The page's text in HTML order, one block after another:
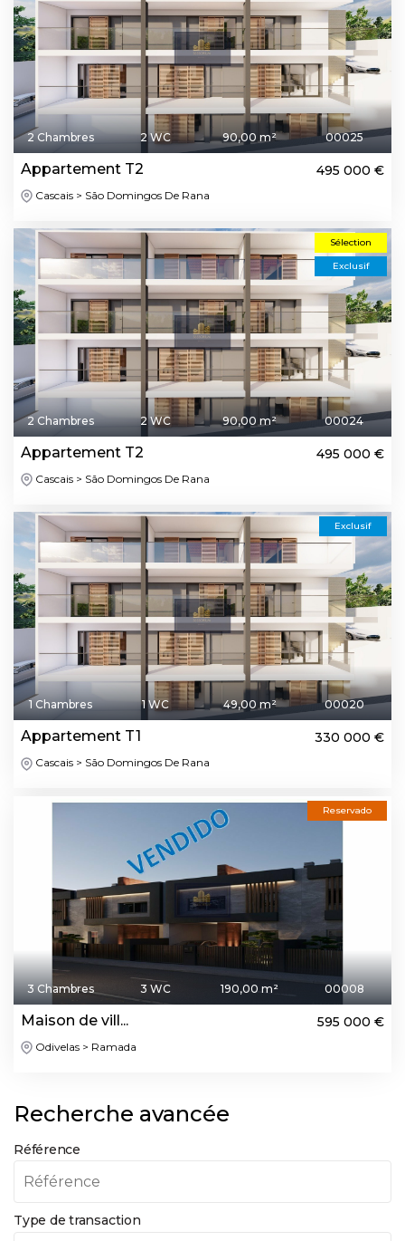
2 Chambres 2 WC 90,00 m² 00025
Appartement T2 495 000 €
Cascais > São Domingos De Rana
Sélection
Exclusif
2 Chambres 2 WC 90,00 m² 00024
Appartement T2 495 000 €
Cascais > São Domingos De Rana
Exclusif
1 Chambres 1 WC 49,00 m² 00020
Appartement T1 330 000 €
Cascais > São Domingos De Rana
Reservado
3 Chambres 3 WC 190,00 m² 00008
Maison de vill... 595 000 €
Odivelas > Ramada
Recherche avancée
Référence
Type de transaction